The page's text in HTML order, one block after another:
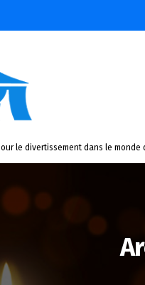
le divertissement dans le monde